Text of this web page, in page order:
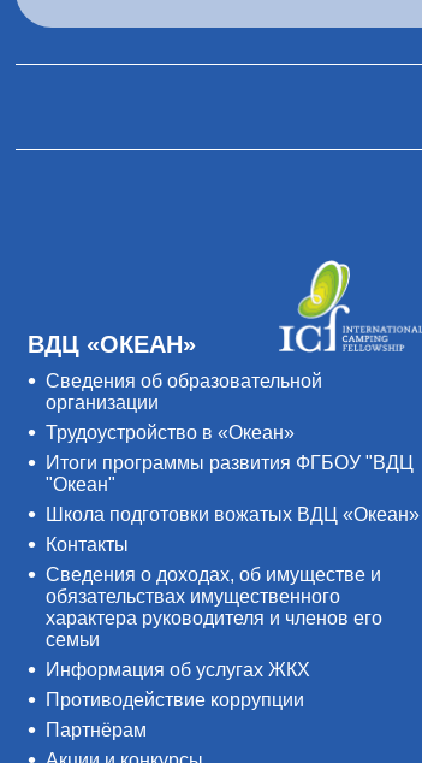
ВДЦ «ОКЕАН»
Сведения об образовательной
организации
Трудоустройство в «Океан»
Итоги программы развития ФГБОУ "ВДЦ
"Океан"
Школа подготовки вожатых ВДЦ «Океан»
Контакты
Сведения о доходах, об имуществе и
обязательствах имущественного
характера руководителя и членов его
семьи
Информация об услугах ЖКХ
Противодействие коррупции
Партнёрам